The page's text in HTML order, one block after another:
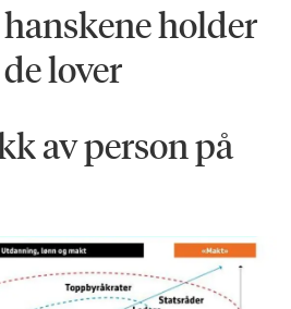
holder
lover
av person på